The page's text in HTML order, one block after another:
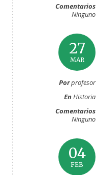
Comentarios
Ninguno
27
MAR
Porprofesor
EnHistoria
Comentarios
Ninguno
04
FEB